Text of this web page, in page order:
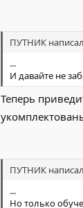
ПУТНИК
...
И давайте не
Теперь
ПУТНИК
...
Но только